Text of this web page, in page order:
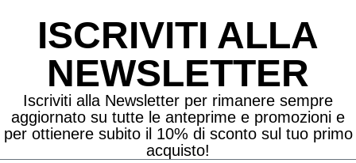
ISCRIVITI ALLA
NEWSLETTER
Iscriviti alla Newsletter per rimanere sempre
aggiornato su tutte le anteprime e promozioni e
per ottienere subito il 10% di sconto sul tuo primo
acquisto!